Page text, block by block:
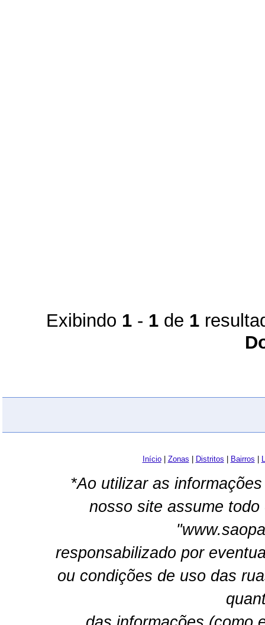
Exibindo 1 - 1 de 1
Início| Zonas Distritos Bairros
*Ao utilizar as
nosso site assume
responsabilizado por
ou condições de uso das